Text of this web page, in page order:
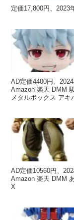
定価17,800円、2023
AD定価4400円、
Amazon 楽天 DMM
メタルボックス アキ
AD定価10560円、
Amazon 楽天 DMM
X